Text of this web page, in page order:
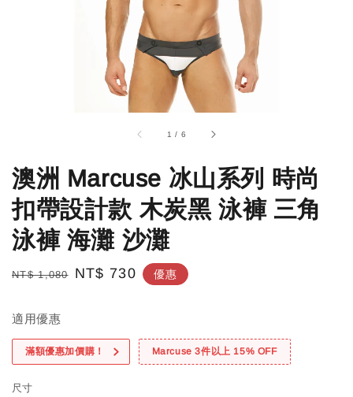
1 / 6
澳洲 Marcuse 冰山系列 時尚
扣帶設計款 木炭黑 泳褲 三角
泳褲 海灘 沙灘
Regular
NT$ 1,080
Sale
NT$ 730 優惠
適用優惠
滿額優惠加價購！ Marcuse 3件以上 15% OFF
尺寸